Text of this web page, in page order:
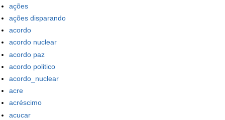
ações
ações disparando
acordo
acordo nuclear
acordo paz
acordo politico
acordo_nuclear
acre
acréscimo
acucar